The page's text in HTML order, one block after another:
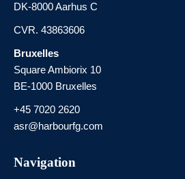
DK-8000 Aarhus C
CVR. 43863606
Bruxelles
Square Ambiorix 10
BE-1000 Bruxelles
+45 7020 2620
asr@harbourfg.com
Navigation